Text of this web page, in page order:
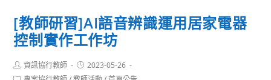
新
北
政
[教師研習]AI語音辨識運用居家電器
控制實作工作坊
Post
author:
資訊協行教師
Post
published:
2023-05-26